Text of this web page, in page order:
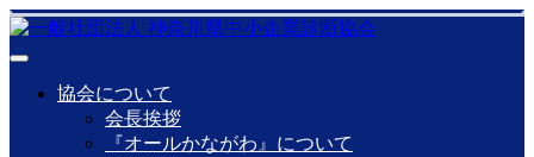
協会について
会長挨拶
『オールかながわ』について